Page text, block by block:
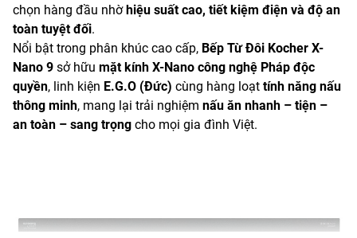
chọn hàng đầu nhờ hiệu suất cao, tiết kiệm điện và độ an
toàn tuyệt đối.
Nổi bật trong phân khúc cao cấp, Bếp Từ Đôi Kocher X-
Nano 9 sở hữu mặt kính X-Nano công nghệ Pháp độc
quyền, linh kiện E.G.O (Đức) cùng hàng loạt tính năng nấu
thông minh, mang lại trải nghiệm nấu ăn nhanh – tiện –
an toàn – sang trọng cho mọi gia đình Việt.